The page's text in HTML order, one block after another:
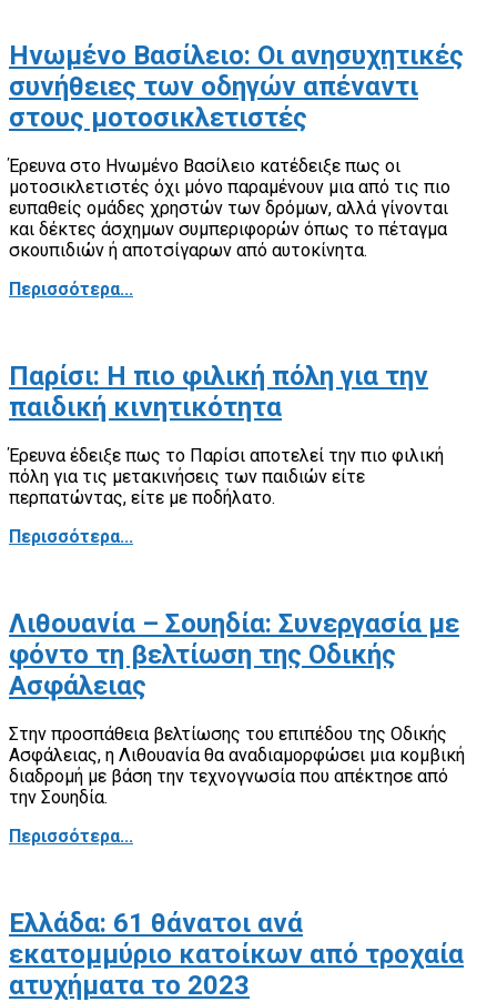
Ηνωμένο Βασίλειο: Οι ανησυχητικές
συνήθειες των οδηγών απέναντι
στους μοτοσικλετιστές
Έρευνα στο Ηνωμένο Βασίλειο κατέδειξε πως οι
μοτοσικλετιστές όχι μόνο παραμένουν μια από τις πιο
ευπαθείς ομάδες χρηστών των δρόμων, αλλά γίνονται
και δέκτες άσχημων συμπεριφορών όπως το πέταγμα
σκουπιδιών ή αποτσίγαρων από αυτοκίνητα.
Περισσότερα...
Παρίσι: Η πιο φιλική πόλη για την
παιδική κινητικότητα
Έρευνα έδειξε πως το Παρίσι αποτελεί την πιο φιλική
πόλη για τις μετακινήσεις των παιδιών είτε
περπατώντας, είτε με ποδήλατο.
Περισσότερα...
Λιθουανία – Σουηδία: Συνεργασία με
φόντο τη βελτίωση της Οδικής
Ασφάλειας
Στην προσπάθεια βελτίωσης του επιπέδου της Οδικής
Ασφάλειας, η Λιθουανία θα αναδιαμορφώσει μια κομβική
διαδρομή με βάση την τεχνογνωσία που απέκτησε από
την Σουηδία.
Περισσότερα...
Ελλάδα: 61 θάνατοι ανά
εκατομμύριο κατοίκων από τροχαία
ατυχήματα το 2023